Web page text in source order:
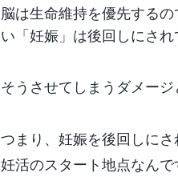
脳は生命維持を優先する
い「妊娠」は後回しにされ
そうさせてしまうダメー
つまり、妊娠を後回しにさ
妊活のスタート地点なんで